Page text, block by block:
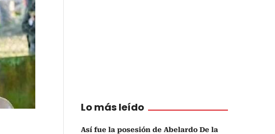
Lo más leído
Así fue la posesión de Abelardo De la